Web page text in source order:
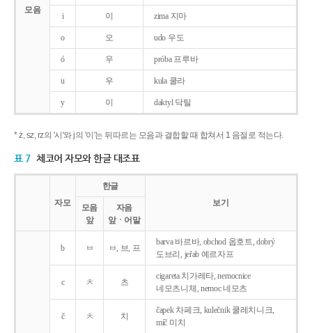
모음
i 이 zima 지마
o 오 udo 우도
ó 우 próba 프루바
u 우 kula 쿨라
y 이 daktyl 닥틸
* ż, sz, rz의 '시'와 j의 '이'는 뒤따르는 모음과 결합할 때 합쳐서 1 음절로 적는다.
표 7 체코어 자모와 한글 대조표
자모
한글
보기
모음
앞
자음
앞ㆍ어말
b ㅂ ㅂ, 브, 프
barva 바르바, obchod 옵호트, dobrý
도브리, jeřab 예르자프
c ㅊ 츠
cigareta 치가레타, nemocnice
네모츠니체, nemoc 네모츠
č ㅊ 치
čapek 차페크, kulečnik 쿨레치니크,
míč 미치